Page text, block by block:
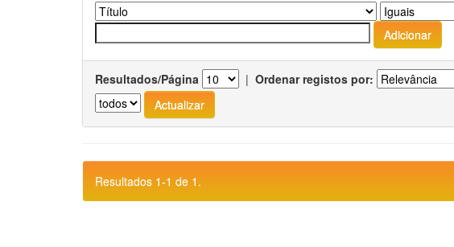
Resultados/Página | Ordenar registos por:
Resultados 1-1 de 1.